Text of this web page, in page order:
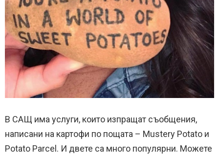
В САЩ има услуги, които изпращат съобщения,
написани на картофи по пощата – Mustery Potato и
Potato Parcel. И двете са много популярни. Можете